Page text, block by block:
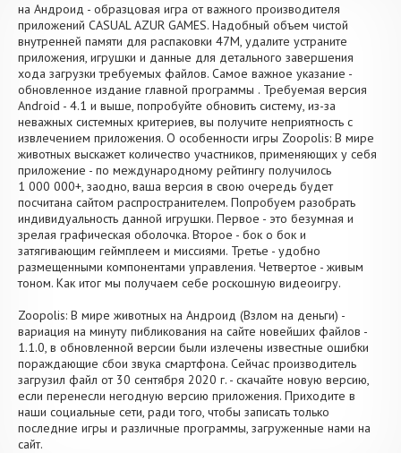
на Андроид - образцовая игра от важного производителя
приложений CASUAL AZUR GAMES. Надобный объем чистой
внутренней памяти для распаковки 47M, удалите устраните
приложения, игрушки и данные для детального завершения
хода загрузки требуемых файлов. Самое важное указание -
обновленное издание главной программы . Требуемая версия
Android - 4.1 и выше, попробуйте обновить систему, из-за
неважных системных критериев, вы получите неприятность с
извлечением приложения. О особенности игры Zoopolis: В мире
животных выскажет количество участников, применяющих у себя
приложение - по международному рейтингу получилось
1 000 000+, заодно, ваша версия в свою очередь будет
посчитана сайтом распространителем. Попробуем разобрать
индивидуальность данной игрушки. Первое - это безумная и
зрелая графическая оболочка. Второе - бок о бок и
затягивающим геймплеем и миссиями. Третье - удобно
размещенными компонентами управления. Четвертое - живым
тоном. Как итог мы получаем себе роскошную видеоигру.
Zoopolis: В мире животных на Андроид (Взлом на деньги) -
вариация на минуту пибликования на сайте новейших файлов -
1.1.0, в обновленной версии были излечены известные ошибки
пораждающие сбои звука смартфона. Сейчас производитель
загрузил файл от 30 сентября 2020 г. - скачайте новую версию,
если перенесли негодную версию приложения. Приходите в
наши социальные сети, ради того, чтобы записать только
последние игры и различные программы, загруженные нами на
сайт.